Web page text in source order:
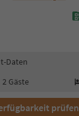
Daten
2 Gäste
prüfen